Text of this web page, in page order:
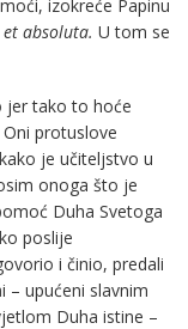
izokreće Papinu
absoluta. U tom se
jer tako to hoće
protuslove
je učiteljstvo u
onoga što je
Duha Svetoga
poslije
i činio, predali
– upućeni slavnim
Duha istine –